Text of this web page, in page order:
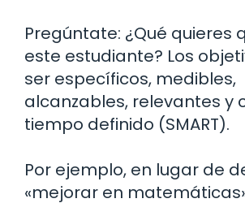
Pregúntate: ¿Qué quieres
este estudiante? Los
ser específicos, medibles,
alcanzables, relevantes y
tiempo definido (SMART).
Por ejemplo, en lugar de
«mejorar en